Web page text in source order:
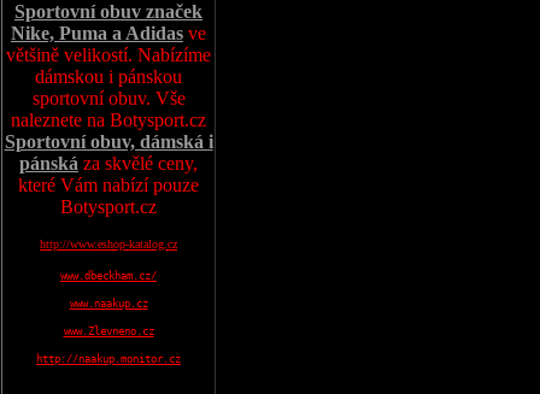
Sportovní obuv značek
Nike, Puma a Adidas ve
většině velikostí. Nabízíme
dámskou i pánskou
sportovní obuv. Vše
naleznete na Botysport.cz
Sportovní obuv, dámská i
pánská za skvělé ceny,
které Vám nabízí pouze
Botysport.cz
http://www.eshop-katalog.cz
www.dbeckham.cz/
www.naakup.cz
www.Zlevneno.cz
http://naakup.monitor.cz